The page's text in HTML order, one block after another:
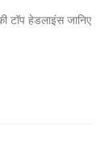
हेडलाइंस जानिए